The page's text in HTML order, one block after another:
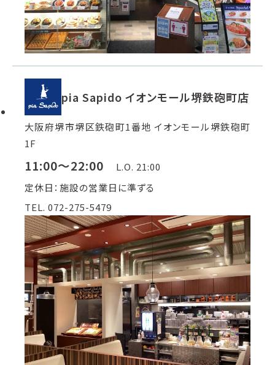
pia Sapido イオンモール堺鉄砲町店
大阪府堺市堺区鉄砲町1番地 イオンモール堺鉄砲町
1F
11:00～22:00
L.O. 21:00
定休日：施設の営業日に準ずる
TEL. 072-275-5479